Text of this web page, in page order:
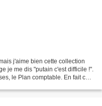
j'aime bien cette collection
je me dis "putain c'est difficile !".
le Plan comptable. En fait ce